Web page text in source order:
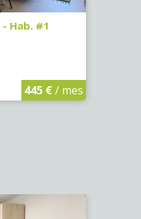
- Hab. #1
445 €/ mes